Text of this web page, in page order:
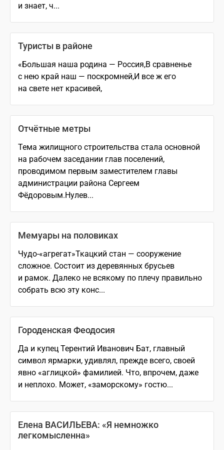
и знает, ч...
Туристы в районе
«Большая наша родина — Россия,В сравненье
с нею край наш — поскромней,И все ж его
на свете нет красивей,
Отчётные метры
Тема жилищного строительства стала основной
на рабочем заседании глав поселений,
проводимом первым заместителем главы
администрации района Сергеем
Фёдоровым.Нулев...
Мемуары на половиках
Чудо-«агрегат»Ткацкий стан — сооружение
сложное. Состоит из деревянных брусьев
и рамок. Далеко не всякому по плечу правильно
собрать всю эту конс...
Городенская Феодосия
Да и купец Терентий Иванович Бат, главный
символ ярмарки, удивлял, прежде всего, своей
явно «аглицкой» фамилией. Что, впрочем, даже
и неплохо. Может, «заморскому» гостю...
Елена ВАСИЛЬЕВА: «Я немножко
легкомысленна»